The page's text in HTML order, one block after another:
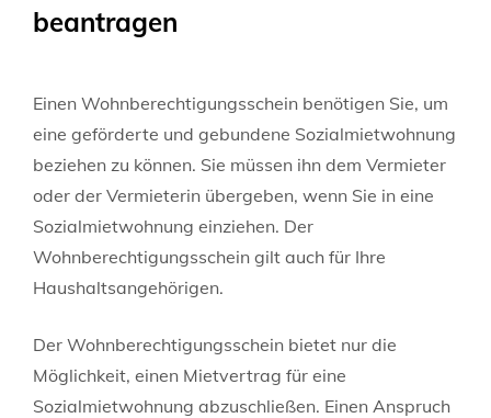
beantragen
Einen Wohnberechtigungsschein benötigen Sie, um
eine geförderte und gebundene Sozialmietwohnung
beziehen zu können. Sie müssen ihn dem Vermieter
oder der Vermieterin übergeben, wenn Sie in eine
Sozialmietwohnung einziehen. Der
Wohnberechtigungsschein gilt auch für Ihre
Haushaltsangehörigen.
Der Wohnberechtigungsschein bietet nur die
Möglichkeit, einen Mietvertrag für eine
Sozialmietwohnung abzuschließen. Einen Anspruch